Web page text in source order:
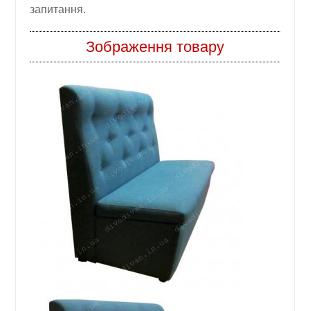
запитання.
Зображення товару